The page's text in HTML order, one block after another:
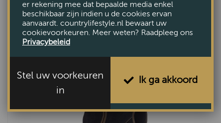
Dames bodywarmer Middleton
Framboos
€109,95
er rekening mee dat bepaalde media enkel
beschikbaar zijn indien u de cookies ervan
aanvaardt. countrylifestyle.nl bewaart uw
cookievoorkeuren. Meer weten? Raadpleeg ons
Privacybeleid
Stel uw voorkeuren
in
Ik ga akkoord